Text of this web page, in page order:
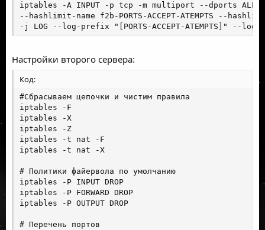
iptables -A INPUT -p tcp -m multiport --dports
--hashlimit-name f2b-PORTS-ACCEPT-ATEMPTS --
-j LOG --log-prefix "[PORTS-ACCEPT-ATEMPTS]" --
Настройки второго сервера:
Код:
#Сбрасываем цепочки и чистим правила
iptables -F
iptables -X
iptables -Z
iptables -t nat -F
iptables -t nat -X
# Политики файервола по умолчанию
iptables -P INPUT DROP
iptables -P FORWARD DROP
iptables -P OUTPUT DROP
# Перечень портов